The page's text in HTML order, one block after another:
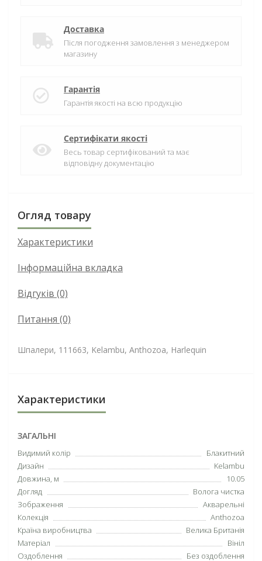
Доставка
Після погодження замовлення з менеджером
магазину
Гарантія
Гарантія якості на всю продукцію
Сертифікати якості
Весь товар сертифікований та має
відповідну документацію
Огляд товару
Характеристики
Інформаційна вкладка
Відгуків (0)
Питання (0)
Шпалери, 111663, Kelambu, Anthozoa, Harlequin
Характеристики
ЗАГАЛЬНІ
Видимий колір
Блакитний
Дизайн
Kelambu
Довжина, м
10.05
Догляд
Волога чистка
Зображення
Акварельні
Колекція
Anthozoa
Країна виробництва
Велика Британія
Матеріал
Вініл
Оздоблення
Без оздоблення